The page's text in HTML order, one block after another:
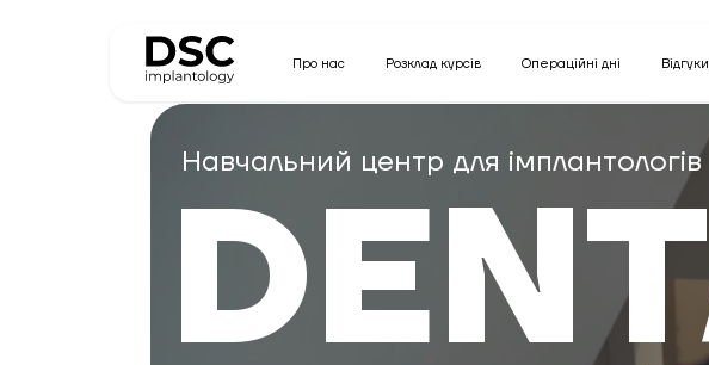
Про нас Розклад курсів Операційні дні Відгуки
Навчальний центр для імплантологів